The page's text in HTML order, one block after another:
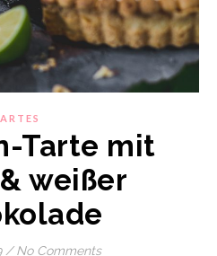
Tarte mit
weißer
/ No Comments